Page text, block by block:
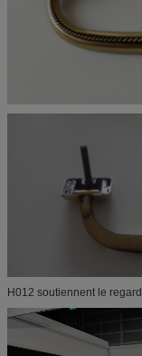
H012 soutiennent le regard